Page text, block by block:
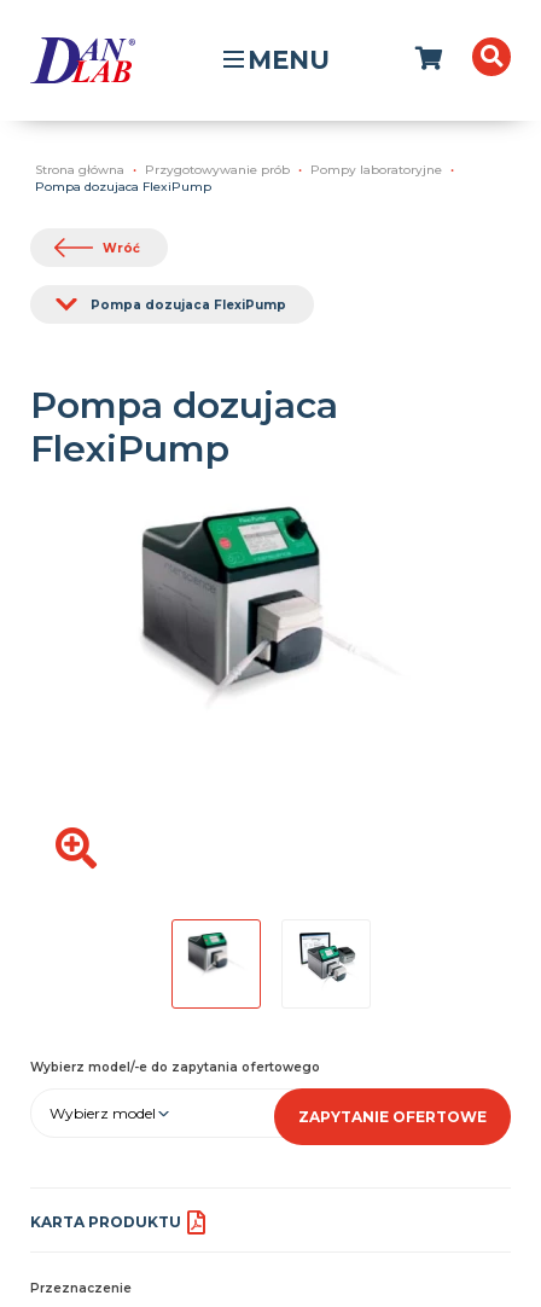
MENU
Strona główna Przygotowywanie prób
Pompy laboratoryjne
Pompa dozujaca FlexiPump
Wróć
Pompa dozujaca FlexiPump
Pompa dozujaca
FlexiPump
Wybierz model/-e do zapytania ofertowego
Wybierz model ZAPYTANIE OFERTOWE
KARTA PRODUKTU
Przeznaczenie